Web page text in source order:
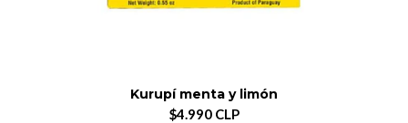
Kurupí menta y limón
$4.990 CLP